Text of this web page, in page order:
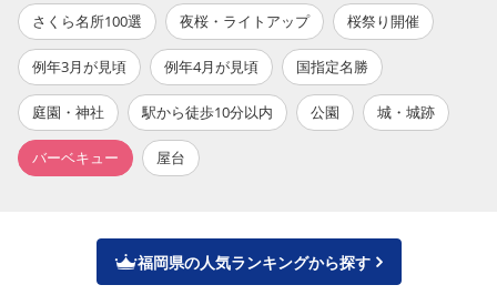
さくら名所100選 夜桜・ライトアップ 桜祭り開催
例年3月が見頃 例年4月が見頃 国指定名勝
庭園・神社 駅から徒歩10分以内 公園 城・城跡
バーベキュー 屋台
福岡県の人気ランキングから探す